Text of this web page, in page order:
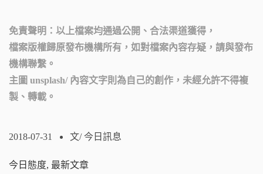
免責聲明：以上檔案均通過公開、合法渠道獲得，
檔案版權歸原發布機構所有，如對檔案內容存疑，請與發布
機構聯繫。
主圖 unsplash/ 內容文字則為自己的創作， 未經允許不得複
製、轉載。
2018-07-31 文/今日訊息
今日態度, 最新文章